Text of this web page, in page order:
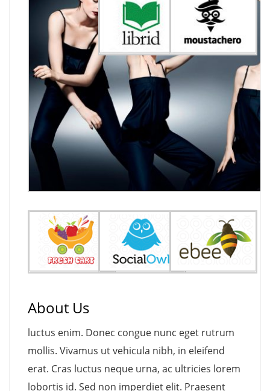
About Us
luctus enim. Donec congue nunc eget rutrum
mollis. Vivamus ut vehicula nibh, in eleifend
erat. Cras luctus neque urna, ac ultricies lorem
lobortis id. Sed non imperdiet elit. Praesent